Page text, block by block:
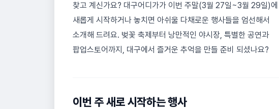
찾고 계신가요? 대구어디가가 이번 주말(3월 27일~3월 29일)에
새롭게 시작하거나 놓치면 아쉬울 다채로운 행사들을 엄선해서
소개해 드려요. 벚꽃 축제부터 낭만적인 야시장, 특별한 공연과
팝업스토어까지, 대구에서 즐거운 추억을 만들 준비 되셨나요?
이번 주 새로 시작하는 행사